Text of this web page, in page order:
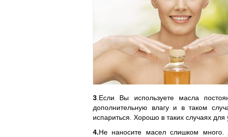
3 .Если Вы используете масла
дополнительную влагу и в таком
испариться. Хорошо в таких случаях
4.Не наносите масел слишком много.